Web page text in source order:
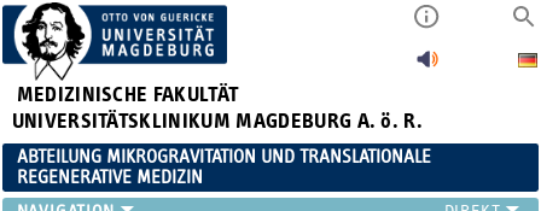
MEDIZINISCHE FAKULTÄT
UNIVERSITÄTSKLINIKUM MAGDEBURG A. ö. R.
ABTEILUNG MIKROGRAVITATION UND TRANSLATIONALE
REGENERATIVE MEDIZIN